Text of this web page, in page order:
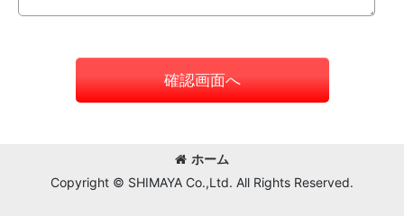
確認画面へ
ホーム
Copyright © SHIMAYA Co.,Ltd. All Rights Reserved.